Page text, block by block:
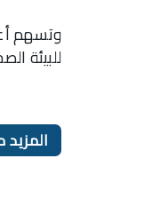
وتسهم
للبيئة